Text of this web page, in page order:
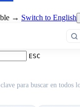
→ Switch to English
ESC
para buscar en todos